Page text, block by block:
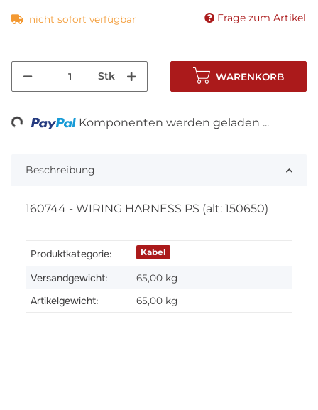
nicht sofort verfügbar Frage zum Artikel
Stk WARENKORB
Komponenten werden geladen ...
Beschreibung
160744 - WIRING HARNESS PS (alt: 150650)
Produktkategorie: Kabel
Versandgewicht: 65,00 kg
Artikelgewicht: 65,00 kg